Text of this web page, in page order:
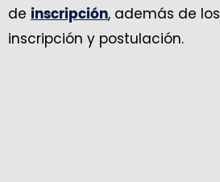
de inscripción, además de los
inscripción y postulación.